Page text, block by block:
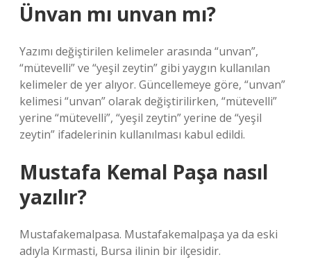
Ünvan mı unvan mı?
Yazımı değiştirilen kelimeler arasında “unvan”,
“mütevelli” ve “yeşil zeytin” gibi yaygın kullanılan
kelimeler de yer alıyor. Güncellemeye göre, “unvan”
kelimesi “unvan” olarak değiştirilirken, “mütevelli”
yerine “mütevelli”, “yeşil zeytin” yerine de “yeşil
zeytin” ifadelerinin kullanılması kabul edildi.
Mustafa Kemal Paşa nasıl
yazılır?
Mustafakemalpasa. Mustafakemalpaşa ya da eski
adıyla Kırmasti, Bursa ilinin bir ilçesidir.